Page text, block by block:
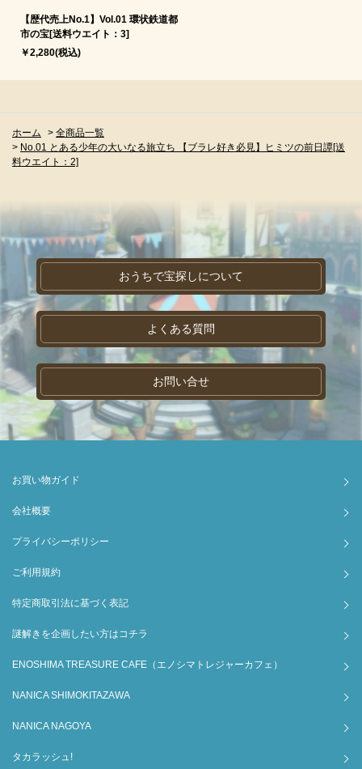
【歴代売上No.1】Vol.01 環状鉄道都
市の宝[送料ウエイト：3]
￥2,280(税込)
ホーム > 全商品一覧
> No.01 とある少年の大いなる旅立ち 【ブラレ好き必見】ヒミツの前日譚[送
料ウエイト：2]
おうちで宝探しについて
よくある質問
お問い合せ
お買い物ガイド
会社概要
プライバシーポリシー
ご利用規約
特定商取引法に基づく表記
謎解きを企画したい方はコチラ
ENOSHIMA TREASURE CAFE（エノシマトレジャーカフェ）
NANICA SHIMOKITAZAWA
NANICA NAGOYA
タカラッシュ!